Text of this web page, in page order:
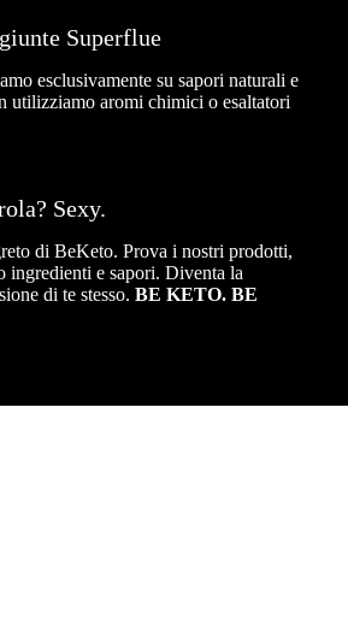
Superflue
esclusivamente su sapori naturali e
utilizziamo aromi chimici o esaltatori
Sexy.
di BeKeto. Prova i nostri prodotti,
ingredienti e sapori. Diventa la
di te stesso.BE KETO. BE